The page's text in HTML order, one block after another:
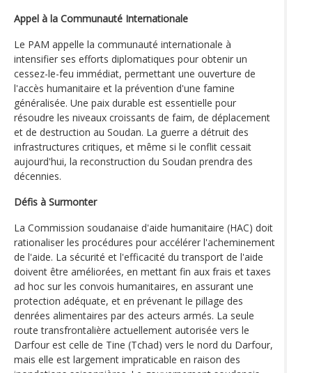
Appel à la Communauté Internationale
Le PAM appelle la communauté internationale à
intensifier ses efforts diplomatiques pour obtenir un
cessez-le-feu immédiat, permettant une ouverture de
l'accès humanitaire et la prévention d'une famine
généralisée. Une paix durable est essentielle pour
résoudre les niveaux croissants de faim, de déplacement
et de destruction au Soudan. La guerre a détruit des
infrastructures critiques, et même si le conflit cessait
aujourd'hui, la reconstruction du Soudan prendra des
décennies.
Défis à Surmonter
La Commission soudanaise d'aide humanitaire (HAC) doit
rationaliser les procédures pour accélérer l'acheminement
de l'aide. La sécurité et l'efficacité du transport de l'aide
doivent être améliorées, en mettant fin aux frais et taxes
ad hoc sur les convois humanitaires, en assurant une
protection adéquate, et en prévenant le pillage des
denrées alimentaires par des acteurs armés. La seule
route transfrontalière actuellement autorisée vers le
Darfour est celle de Tine (Tchad) vers le nord du Darfour,
mais elle est largement impraticable en raison des